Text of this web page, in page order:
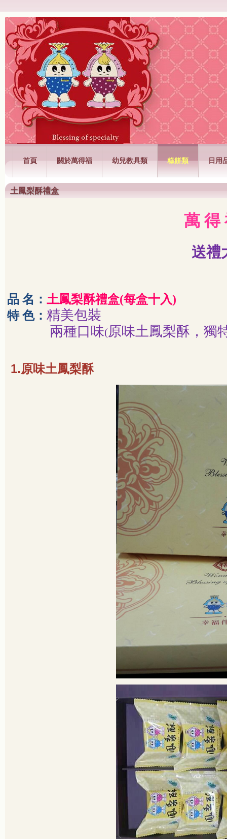
萬得福興業有限公司
首頁 關於萬得福 幼兒教具類 糕餅類 日用
土鳳梨酥禮盒
萬 得
送禮
品 名： 土鳳梨酥禮盒(每盒十入)
特 色： 精美包裝
兩種口味(原味土鳳梨酥，獨
1.原味土鳳梨酥